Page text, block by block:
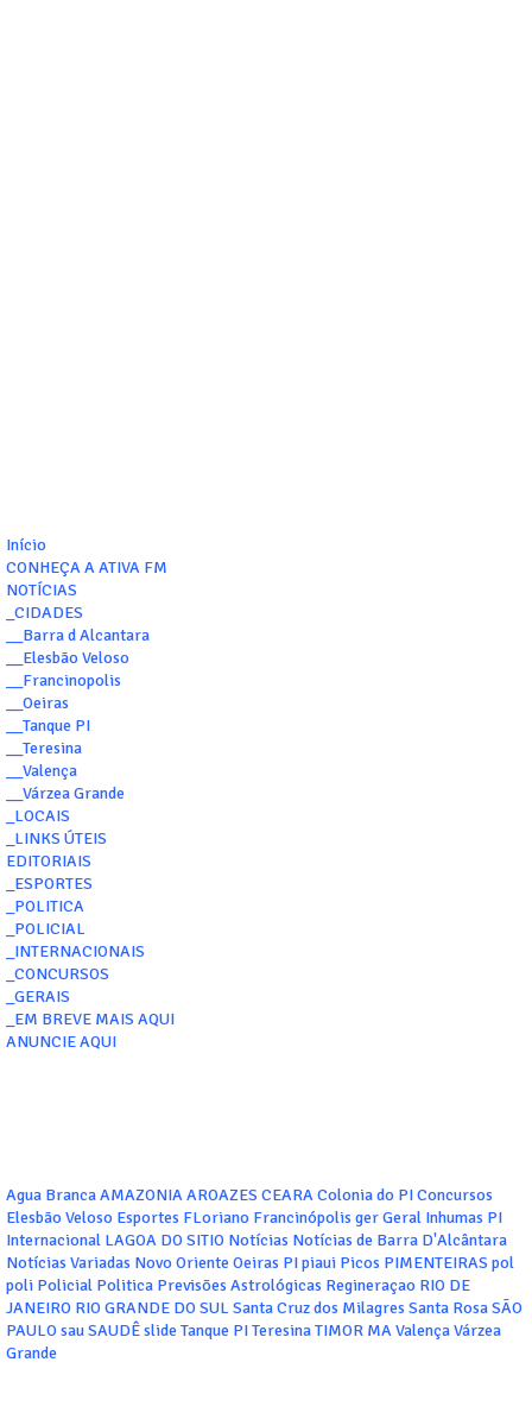
Início
CONHEÇA A ATIVA FM
NOTÍCIAS
_CIDADES
__Barra d Alcantara
__Elesbão Veloso
__Francinopolis
__Oeiras
__Tanque PI
__Teresina
__Valença
__Várzea Grande
_LOCAIS
_LINKS ÚTEIS
EDITORIAIS
_ESPORTES
_POLITICA
_POLICIAL
_INTERNACIONAIS
_CONCURSOS
_GERAIS
_EM BREVE MAIS AQUI
ANUNCIE AQUI
Agua BrancaAMAZONIAAROAZES CEARAColonia do PIConcursos
Elesbão Veloso Esportes FLoriano Francinópolis gerGeral Inhumas PI
Internacional LAGOA DO SITIO Notícias Notícias de Barra D'Alcântara
Notícias Variadas Novo Oriente Oeiras PIpiaui Picos PIMENTEIRAS pol
poli Policial Politica Previsões Astrológicas Regineraçao RIO DE
JANEIRO RIO GRANDE DO SUL Santa Cruz dos Milagres Santa RosaSÃO
PAULOsauSAUDÊslide Tanque PITeresinaTIMOR MAValençaVárzea
Grande